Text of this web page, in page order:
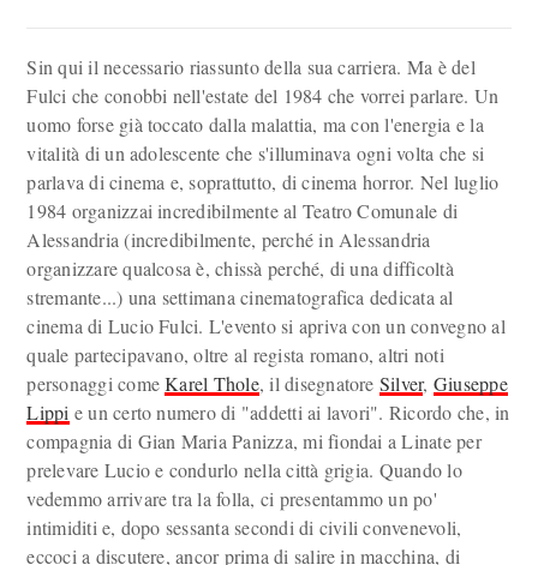
Sin qui il necessario riassunto della sua carriera. Ma è del
Fulci che conobbi nell'estate del 1984 che vorrei parlare. Un
uomo forse già toccato dalla malattia, ma con l'energia e la
vitalità di un adolescente che s'illuminava ogni volta che si
parlava di cinema e, soprattutto, di cinema horror. Nel luglio
1984 organizzai incredibilmente al Teatro Comunale di
Alessandria (incredibilmente, perché in Alessandria
organizzare qualcosa è, chissà perché, di una difficoltà
stremante...) una settimana cinematografica dedicata al
cinema di Lucio Fulci. L'evento si apriva con un convegno al
quale partecipavano, oltre al regista romano, altri noti
personaggi comeKarel Thole, il disegnatore Silver, Giuseppe
Lippi e un certo numero di "addetti ai lavori". Ricordo che, in
compagnia di Gian Maria Panizza, mi fiondai a Linate per
prelevare Lucio e condurlo nella città grigia. Quando lo
vedemmo arrivare tra la folla, ci presentammo un po'
intimiditi e, dopo sessanta secondi di civili convenevoli,
eccoci a discutere, ancor prima di salire in macchina, di